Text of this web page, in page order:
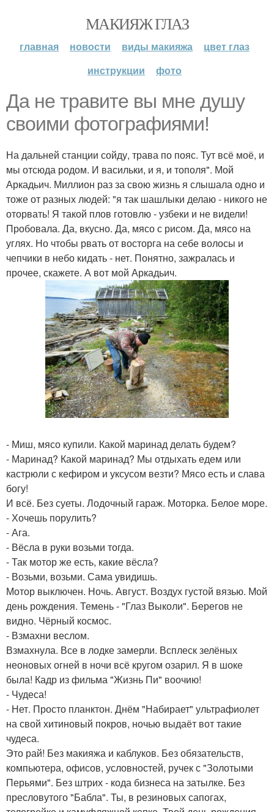
МАКИЯЖ ГЛАЗ
главная новости виды макияжа
цвет глаз
инструкции
фото
Да не травите вы мне душу
своими фотографиями!
На дальней станции сойду, трава по пояс. Тут всё моё, и
мы отсюда родом. И васильки, и я, и тополя". Мой
Аркадьич. Миллион раз за свою жизнь я слышала одно и
тоже от разных людей: "я так шашлыки делаю - никого не
оторвать! Я такой плов готовлю - узбеки и не видели!
Пробовала. Да, вкусно. Да, мясо с рисом. Да, мясо на
углях. Но чтобы рвать от восторга на себе волосы и
чепчики в небо кидать - нет. Понятно, зажралась и
прочее, скажете. А вот мой Аркадьич.
- Миш, мясо купили. Какой маринад делать будем?
- Маринад? Какой маринад? Мы отдыхать едем или
кастрюли с кефиром и уксусом везти? Мясо есть и слава
богу!
И всё. Без суеты. Лодочный гараж. Моторка. Белое море.
- Хочешь порулить?
- Ага.
- Вёсла в руки возьми тогда.
- Так мотор же есть, какие вёсла?
- Возьми, возьми. Сама увидишь.
Мотор выключен. Ночь. Август. Воздух густой вязью. Мой
день рождения. Темень - "Глаз Выколи". Берегов не
видно. Чёрный космос.
- Взмахни веслом.
Взмахнула. Все в лодке замерли. Всплеск зелёных
неоновых огней в ночи всё кругом озарил. Я в шоке
была! Кадр из фильма "Жизнь Пи" воочию!
- Чудеса!
- Нет. Просто планктон. Днём "Набирает" ультрафиолет
на свой хитиновый покров, ночью выдаёт вот такие
чудеса.
Это рай! Без макияжа и каблуков. Без обязательств,
компьютера, офисов, условностей, ручек с "Золотыми
Перьями". Без штрих - кода бизнеса на затылке. Без
пресловутого "Бабла". Ты, в резиновых сапогах,